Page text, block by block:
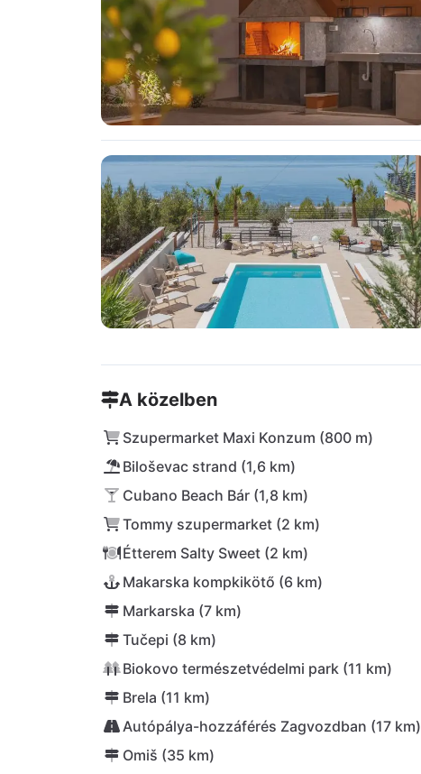
A közelben
Szupermarket Maxi Konzum (800 m)
Biloševac strand (1,6 km)
Cubano Beach Bár (1,8 km)
Tommy szupermarket (2 km)
Étterem Salty Sweet (2 km)
Makarska kompkikötő (6 km)
Markarska (7 km)
Tučepi (8 km)
Biokovo természetvédelmi park (11 km)
Brela (11 km)
Autópálya-hozzáférés Zagvozdban (17 km)
Omiš (35 km)